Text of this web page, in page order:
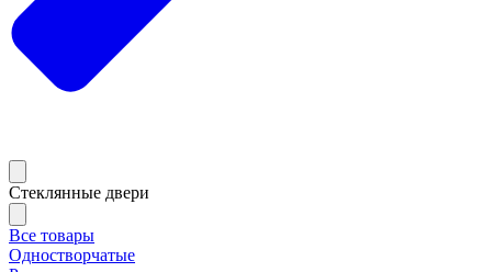
Стеклянные двери
Все товары
Одностворчатые